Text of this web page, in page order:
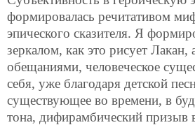
формировалась речитативом
эпического сказителя. Я
зеркалом, как это рисует Лакан,
обещаниями, человеческое
себя, уже благодаря детской
существующее во времени, в
тона, дифирамбический призыв